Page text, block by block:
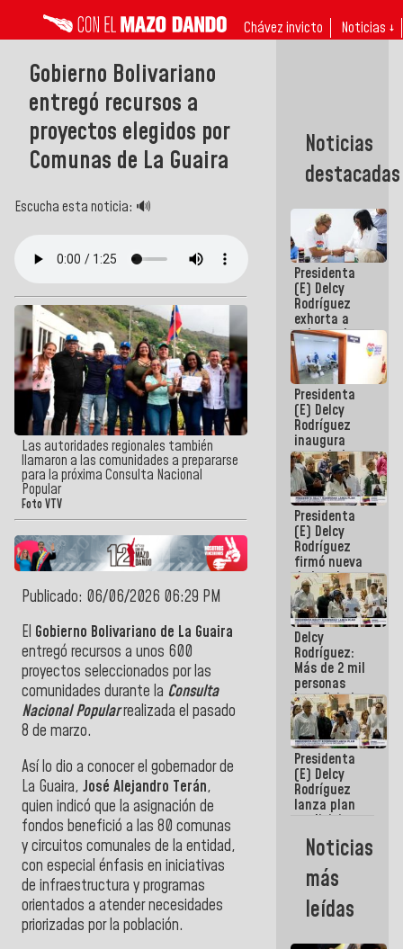
Chávez invicto Noticias ↓
Gobierno Bolivariano
entregó recursos a
proyectos elegidos por
Comunas de La Guaira
Escucha esta noticia: 🔊
Las autoridades regionales también
llamaron a las comunidades a prepararse
para la próxima Consulta Nacional
Popular
Foto VTV
Publicado: 06/06/2026 06:29 PM
El Gobierno Bolivariano de La Guaira
entregó recursos a unos 600
proyectos seleccionados por las
comunidades durante la Consulta
Nacional Popularrealizada el pasado
8 de marzo.
Así lo dio a conocer el gobernador de
La Guaira, José Alejandro Terán,
quien indicó que la asignación de
fondos benefició a las 80 comunas
y circuitos comunales de la entidad,
con especial énfasis en iniciativas
de infraestructura y programas
orientados a atender necesidades
priorizadas por la población.
Noticias
destacadas
Presidenta
(E) Delcy
Rodríguez
exhorta a
gobernadores
y alcaldes a
edificar
casas para
abuelos
Presidenta
(E) Delcy
Rodríguez
inaugura
casa de los
Abuelos
Primavera
en Caracas
Presidenta
(E) Delcy
Rodríguez
firmó nueva
de Ley de
Arrendamiento
aprobada
por la AN
Delcy
Rodríguez:
Más de 2 mil
personas
beneficiadas
con planes
para
atención de
emergencia
sísmica en
la última
semana
Presidenta
(E) Delcy
Rodríguez
lanza plan
crediticio
con subsidio
a Juntas de
Condominio
Noticias
más
leídas